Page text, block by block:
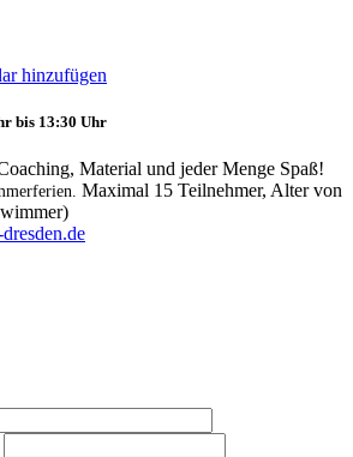
hinzufügen
bis 13:30 Uhr
Material und jeder Menge Spaß!
Maximal 15 Teilnehmer, Alter von